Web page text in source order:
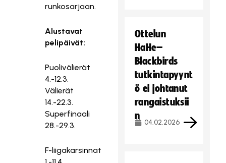
runkosarjaan.
Alustavat
pelipäivät:
Puolivälierät
4.-12.3.
Välierät
14.-22.3.
Superfinaali
28.-29.3.
F-liigakarsinnat
Ottelun
HaHe–
Blackbirds
tutkintapyynt
ö ei johtanut
rangaistuksii
n
04.02.2026